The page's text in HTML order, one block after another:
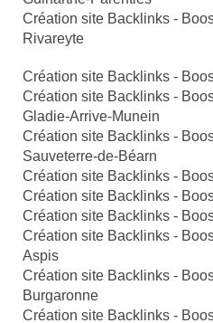
Création site Backlinks -
Rivareyte
Création site Backlinks -
Création site Backlinks -
Gladie-Arrive-Munein
Création site Backlinks -
Sauveterre-de-Béarn
Création site Backlinks -
Création site Backlinks -
Création site Backlinks -
Création site Backlinks -
Aspis
Création site Backlinks -
Burgaronne
Création site Backlinks -